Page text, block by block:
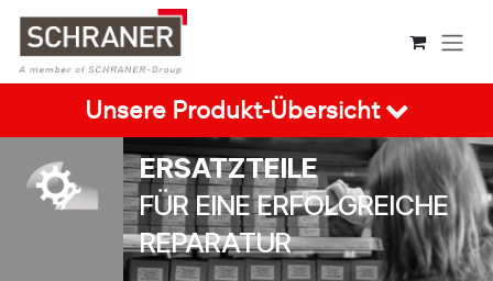
Zum Inhalt springen
Unsere Produkt-Übersicht
ERSATZTEILE
FÜR EINE ERFOLGREICHE
REPARATUR